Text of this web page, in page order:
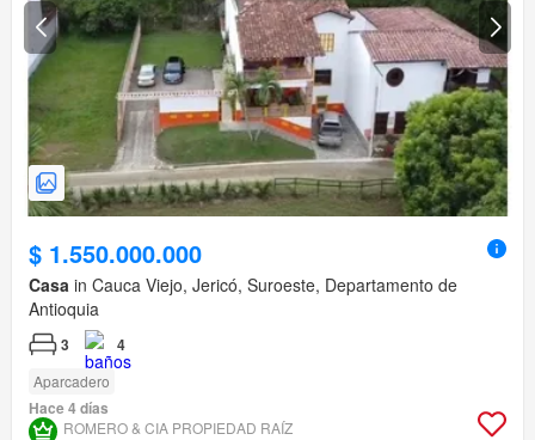
$ 1.550.000.000
Casa in Cauca Viejo, Jericó, Suroeste, Departamento de
Antioquia
3 4
Aparcadero
Hace 4 días
ROMERO & CIA PROPIEDAD RAÍ­Z